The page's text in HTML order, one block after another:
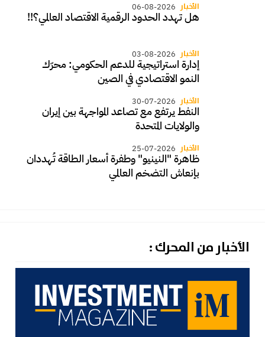
الأخبار 06-08-2026
هل تهدد الحدود الرقمية الاقتصاد العالمي؟!!
الأخبار 03-08-2026
إدارة استراتيجية للدعم الحكومي: محرّك
النمو الاقتصادي في الصين
الأخبار 30-07-2026
النفط يرتفع مع تصاعد المواجهة بين إيران
والولايات المتحدة
الأخبار 25-07-2026
ظاهرة "النينيو" وطفرة أسعار الطاقة تُهددان
بإنعاش التضخم العالمي
الأخبار من المحرك :